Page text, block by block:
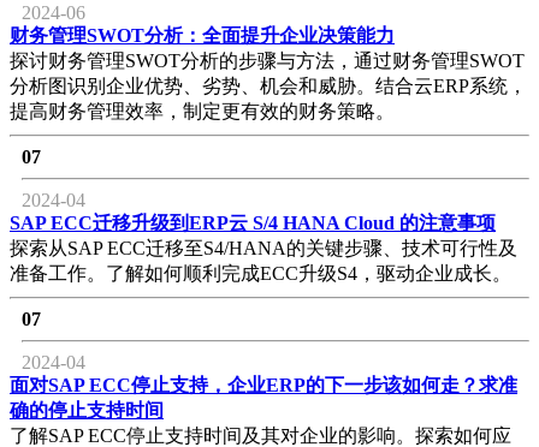
2024-06
财务管理SWOT分析：全面提升企业决策能力
探讨财务管理SWOT分析的步骤与方法，通过财务管理SWOT
分析图识别企业优势、劣势、机会和威胁。结合云ERP系统，
提高财务管理效率，制定更有效的财务策略。
07
2024-04
SAP ECC迁移升级到ERP云 S/4 HANA Cloud 的注意事项
探索从SAP ECC迁移至S4/HANA的关键步骤、技术可行性及
准备工作。了解如何顺利完成ECC升级S4，驱动企业成长。
07
2024-04
面对SAP ECC停止支持，企业ERP的下一步该如何走？求准
确的停止支持时间
了解SAP ECC停止支持时间及其对企业的影响。探索如何应